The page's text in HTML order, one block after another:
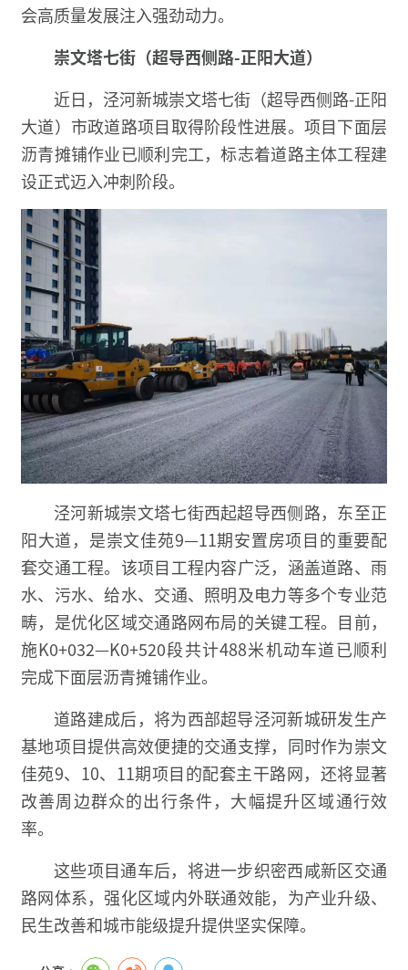
会高质量发展注入强劲动力。
崇文塔七街 （超导西侧路-正阳大道）
近日，泾河新城崇文塔七街（超导西侧路-正阳
大道）市政道路项目取得阶段性进展。项目下面层
沥青摊铺作业已顺利完工，标志着道路主体工程建
设正式迈入冲刺阶段。
泾河新城崇文塔七街西起超导西侧路，东至正
阳大道，是崇文佳苑9—11期安置房项目的重要配
套交通工程。该项目工程内容广泛，涵盖道路、雨
水、污水、给水、交通、照明及电力等多个专业范
畴，是优化区域交通路网布局的关键工程。目前，
施K0+032—K0+520段共计488米机动车道已顺利
完成下面层沥青摊铺作业。
道路建成后，将为西部超导泾河新城研发生产
基地项目提供高效便捷的交通支撑，同时作为崇文
佳苑9、10、11期项目的配套主干路网，还将显著
改善周边群众的出行条件，大幅提升区域通行效
率。
这些项目通车后，将进一步织密西咸新区交通
路网体系，强化区域内外联通效能，为产业升级、
民生改善和城市能级提升提供坚实保障。